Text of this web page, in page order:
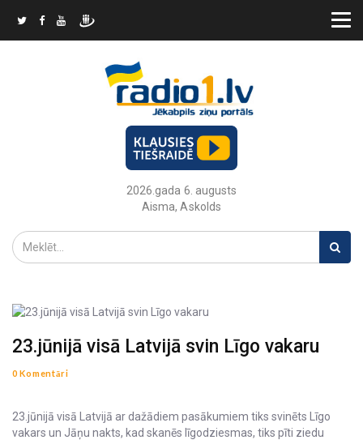
2026.gada 6. augusts
Aisma, Askolds
23.jūnijā visā Latvijā svin Līgo vakaru
0 Komentāri
23.jūnijā visā Latvijā ar dažādiem pasākumiem tiks svinēts Līgo
vakars un Jāņu nakts, kad skanēs līgodziesmas, tiks pīti ziedu